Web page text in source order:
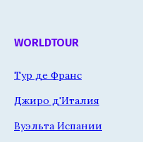
WORLDTOUR
Тур де Франс
Джиро д'Италия
Вуэльта Испании